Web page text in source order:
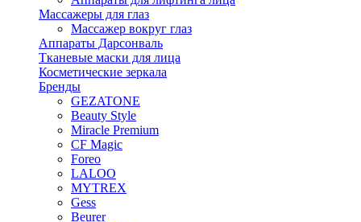
Массажеры для глаз
Массажер вокруг глаз
Аппараты Дарсонваль
Тканевые маски для лица
Косметические зеркала
Бренды
GEZATONE
Beauty Style
Miracle Premium
CF Magic
Foreo
LALOO
MYTREX
Gess
Beurer